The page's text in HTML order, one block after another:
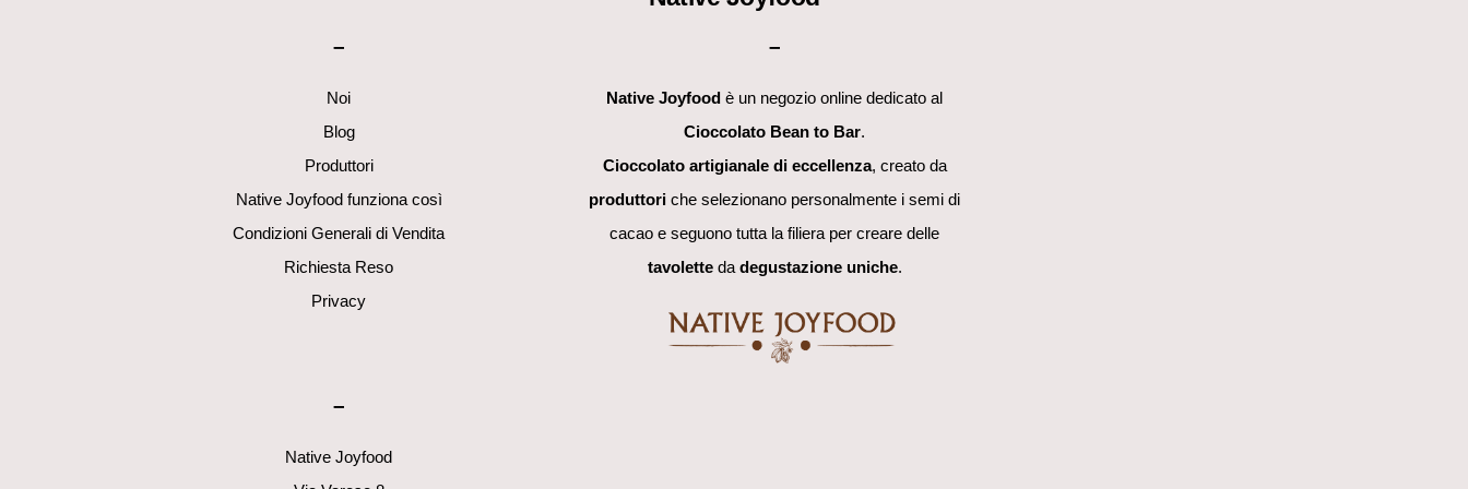
–
Noi
Blog
Produttori
Native Joyfood funziona così
Condizioni Generali di Vendita
Richiesta Reso
Privacy
–
Native Joyfood è un negozio online dedicato al
Cioccolato Bean to Bar.
Cioccolato artigianale di eccellenza, creato da
produttori che selezionano personalmente i semi di
cacao e seguono tutta la filiera per creare delle
tavoletteda degustazione uniche.
–
Native Joyfood